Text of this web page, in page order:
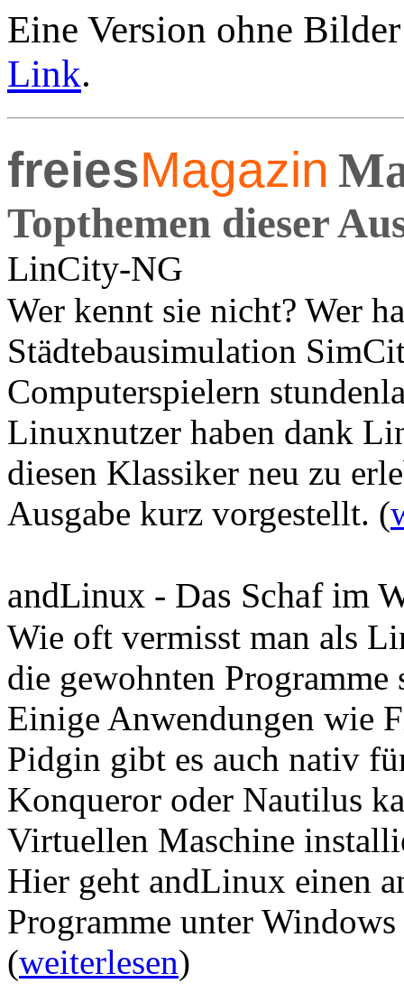
Eine Version ohne
Link.
freiesMagazin
Topthemen dieser
LinCity-NG
Wer kennt sie nicht? Wer
Städtebausimulation
Computerspielern
Linuxnutzer haben dank
diesen Klassiker neu zu
Ausgabe kurz vorgestellt. (
andLinux - Das Schaf im
Wie oft vermisst man als
die gewohnten
Einige Anwendungen wie
Pidgin gibt es auch nativ
Konqueror oder Nautilus
Virtuellen Maschine
Hier geht andLinux einen
Programme unter
(weiterlesen)